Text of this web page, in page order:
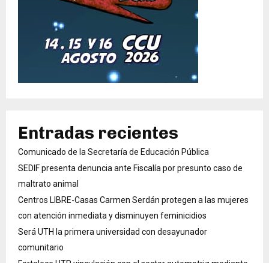
Entradas recientes
Comunicado de la Secretaría de Educación Pública
SEDIF presenta denuncia ante Fiscalía por presunto caso de
maltrato animal
Centros LIBRE-Casas Carmen Serdán protegen a las mujeres
con atención inmediata y disminuyen feminicidios
Será UTH la primera universidad con desayunador
comunitario